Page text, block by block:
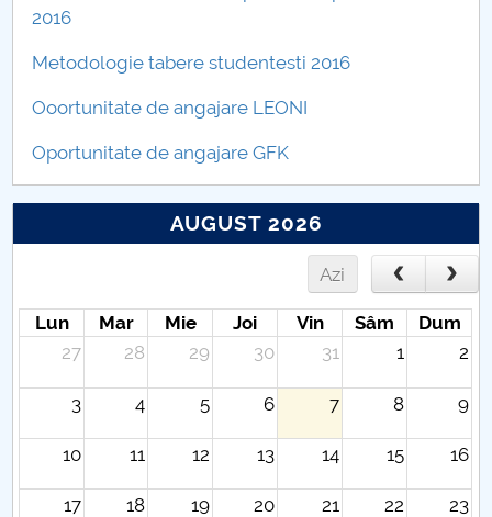
2016
Metodologie tabere studentesti 2016
Ooortunitate de angajare LEONI
Oportunitate de angajare GFK
AUGUST 2026
Azi
Lun Mar Mie Joi Vin Sâm
Dum
27
28 29 30 31 1 2
3 4 5 6 7 8 9
10 11 12 13 14 15 16
17 18 19 20 21 22 23